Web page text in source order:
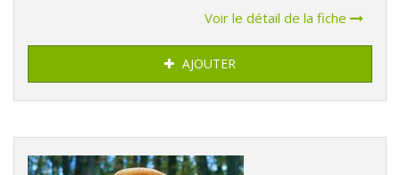
Voir le détail de la fiche
AJOUTER